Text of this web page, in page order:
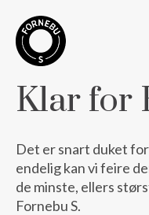
Klar for
Det er snart duket
endelig kan vi feire
de minste, ellers
Fornebu S.